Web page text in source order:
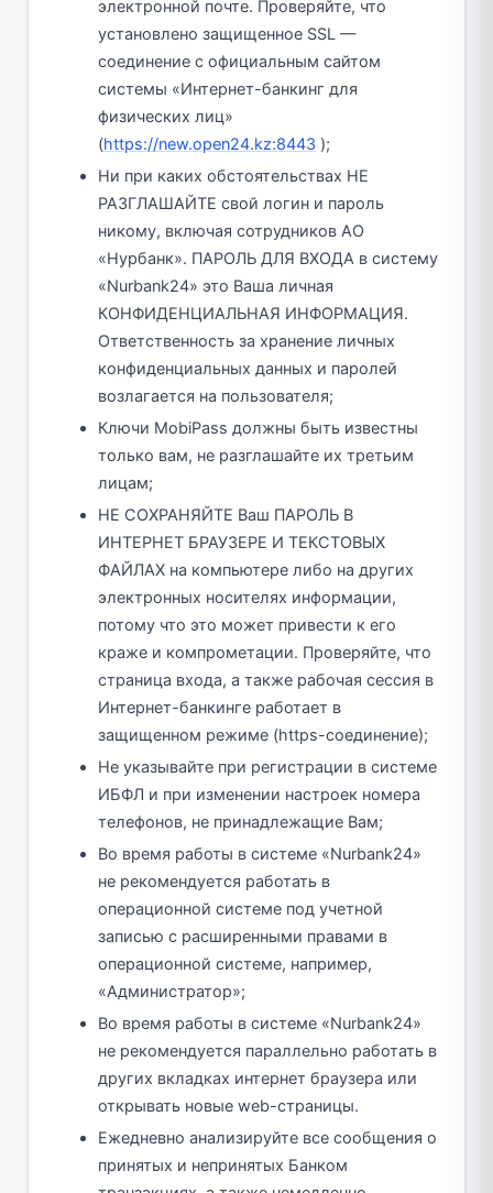
электронной почте. Проверяйте, что
установлено защищенное SSL —
соединение с официальным сайтом
системы «Интернет-банкинг для
физических лиц»
(https://new.open24.kz:8443 );
Ни при каких обстоятельствах НЕ
РАЗГЛАШАЙТЕ свой логин и пароль
никому, включая сотрудников АО
«Нурбанк». ПАРОЛЬ ДЛЯ ВХОДА в систему
«Nurbank24» это Ваша личная
КОНФИДЕНЦИАЛЬНАЯ ИНФОРМАЦИЯ.
Ответственность за хранение личных
конфиденциальных данных и паролей
возлагается на пользователя;
Ключи MobiPass должны быть известны
только вам, не разглашайте их третьим
лицам;
НЕ СОХРАНЯЙТЕ Ваш ПАРОЛЬ В
ИНТЕРНЕТ БРАУЗЕРЕ И ТЕКСТОВЫХ
ФАЙЛАХ на компьютере либо на других
электронных носителях информации,
потому что это может привести к его
краже и компрометации. Проверяйте, что
страница входа, а также рабочая сессия в
Интернет-банкинге работает в
защищенном режиме (https-соединение);
Не указывайте при регистрации в системе
ИБФЛ и при изменении настроек номера
телефонов, не принадлежащие Вам;
Во время работы в системе «Nurbank24»
не рекомендуется работать в
операционной системе под учетной
записью с расширенными правами в
операционной системе, например,
«Администратор»;
Во время работы в системе «Nurbank24»
не рекомендуется параллельно работать в
других вкладках интернет браузера или
открывать новые web-страницы.
Ежедневно анализируйте все сообщения о
принятых и непринятых Банком